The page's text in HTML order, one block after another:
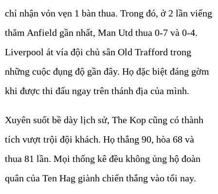
chỉ nhận vỏn vẹn 1 bàn thua. Trong đó, ở 2 lần viếng
thăm Anfield gần nhất, Man Utd thua 0-7 và 0-4.
Liverpool át vía đội chủ sân Old Trafford trong
những cuộc đụng độ gần đây. Họ đặc biệt đáng gờm
khi được thi đấu ngay trên thánh địa của mình.
Xuyên suốt bề dày lịch sử, The Kop cũng có thành
tích vượt trội đội khách. Họ thắng 90, hòa 68 và
thua 81 lần. Mọi thống kê đều không ủng hộ đoàn
quân của Ten Hag giành chiến thắng vào tối nay.